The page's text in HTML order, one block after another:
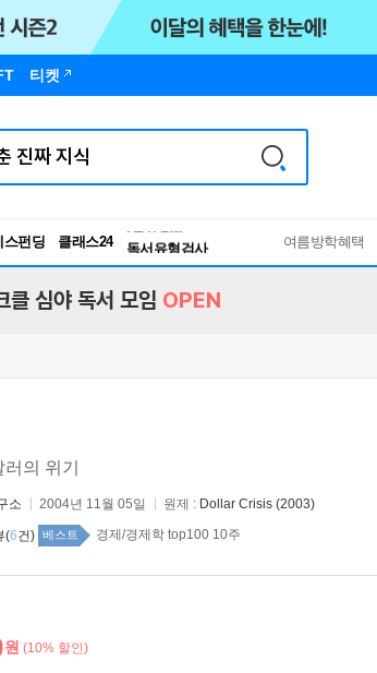
티켓
스펀딩 클래스24
독서유형검사
여름방학혜택
클 심야 독서 모임 OPEN
러의 위기
소 2004년 11월 05일 원제 : Dollar Crisis (2003)
(6건) 베스트 경제/경제학 top100 10주
원 (10% 할인)